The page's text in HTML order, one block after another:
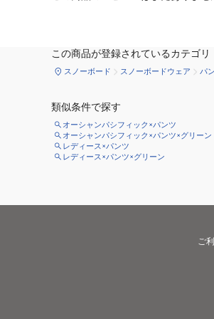
この商品が登録されているカテゴリ
スノーボード スノーボードウェア パ
類似条件で探す
オーシャンパシフィック×パンツ
オーシャンパシフィック×パンツ×グリーン
レディース×パンツ
レディース×パンツ×グリーン
ご